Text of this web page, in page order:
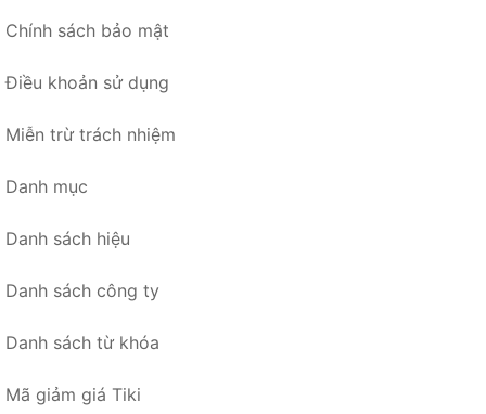
Chính sách bảo mật
Điều khoản sử dụng
Miễn trừ trách nhiệm
Danh mục
Danh sách hiệu
Danh sách công ty
Danh sách từ khóa
Mã giảm giá Tiki